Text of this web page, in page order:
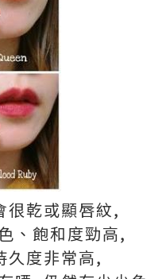
很乾或顯唇紋,
、飽和度勁高,
久度非常高,